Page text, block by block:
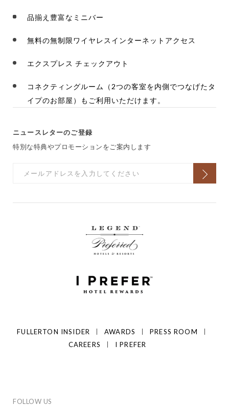
品揃え豊富なミニバー
無料の無制限ワイヤレスインターネットアクセス
エクスプレス チェックアウト
コネクティングルーム（2つの客室を内側でつなげたタ
イプのお部屋）もご利用いただけます。
ニュースレターのご登録
特別な特典やプロモーションをご案内します
FULLERTON INSIDER AWARDS
PRESS ROOM
CAREERS
I PREFER
FOLLOW US